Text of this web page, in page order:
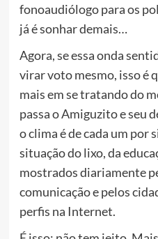
fonoaudiólogo para os
já é sonhar demais…
Agora, se essa onda
virar voto mesmo, isso é
mais em se tratando do
passa o Amiguzito e seu
o clima é de cada um por
situação do lixo, da
mostrados diariamente
comunicação e pelos
perfis na Internet.